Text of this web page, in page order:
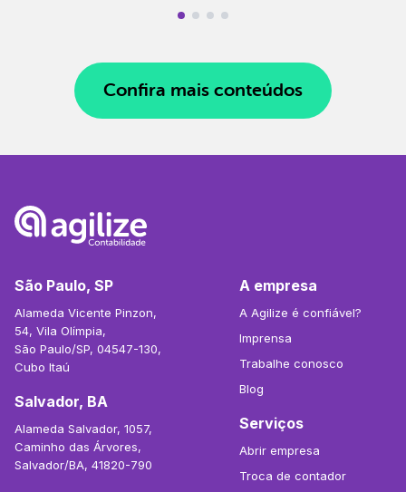
Confira mais conteúdos
São Paulo, SP
Alameda Vicente Pinzon,
54, Vila Olímpia,
São Paulo/SP, 04547-130,
Cubo Itaú
Salvador, BA
Alameda Salvador, 1057,
Caminho das Árvores,
Salvador/BA, 41820-790
A empresa
A Agilize é confiável?
Imprensa
Trabalhe conosco
Blog
Serviços
Abrir empresa
Troca de contador